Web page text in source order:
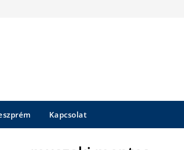
Kapcsolat